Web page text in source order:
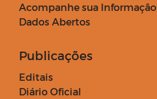
Acompanhe sua Informação
Dados Abertos
Publicações
Editais
Diário Oficial